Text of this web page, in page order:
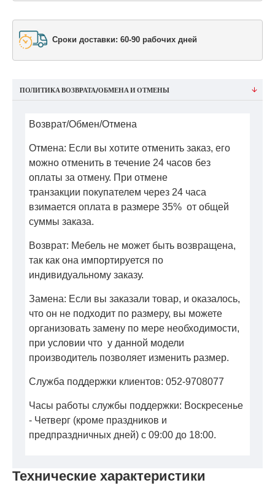
Сроки доставки: 60-90 рабочих дней
Технические характеристики
ПОЛИТИКА ВОЗВРАТА/ОБМЕНА И ОТМЕНЫ
Возврат/Обмен/Отмена
Отмена: Если вы хотите отменить заказ, его
можно отменить в течение 24 часов без
оплаты за отмену. При отмене
транзакции покупателем через 24 часа
взимается оплата в размере 35% от общей
суммы заказа.
Возврат: Мебель не может быть возвращена,
так как она импортируется по
индивидуальному заказу.
Замена: Если вы заказали товар, и оказалось,
что он не подходит по размеру, вы можете
организовать замену по мере необходимости,
при условии что у данной модели
производитель позволяет изменить размер.
Служба поддержки клиентов: 052-9708077
Часы работы службы поддержки: Воскресенье
- Четверг (кроме праздников и
предпраздничных дней) с 09:00 до 18:00.